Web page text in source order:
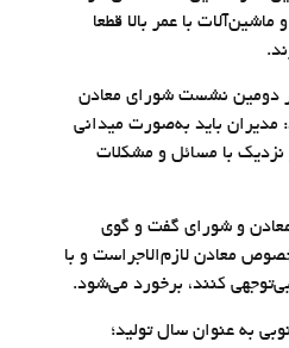
سال است و ماشین‌آلات با عمر بالا قطعا
دومین نشست شورای معادن
مدیران باید به‌صورت میدانی
نزدیک با مسائل و مشکلات
و شورای گفت و گوی
معادن لازم‌الاجراست و با
کنند، برخورد می‌شود.
به عنوان سال تولید؛